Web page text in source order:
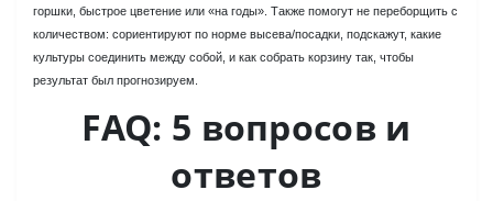
горшки, быстрое цветение или «на годы». Также помогут не переборщить с
количеством: сориентируют по норме высева/посадки, подскажут, какие
культуры соединить между собой, и как собрать корзину так, чтобы
результат был прогнозируем.
FAQ: 5 вопросов и
ответов